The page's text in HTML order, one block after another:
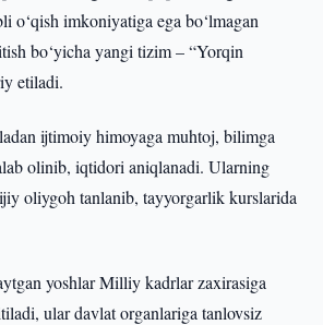
o‘qish imkoniyatiga ega bo‘lmagan
bo‘yicha yangi tizim – “Yorqin
etiladi.
ijtimoiy himoyaga muhtoj, bilimga
olinib, iqtidori aniqlanadi. Ularning
oliygoh tanlanib, tayyorgarlik kurslarida
yoshlar Milliy kadrlar zaxirasiga
ular davlat organlariga tanlovsiz